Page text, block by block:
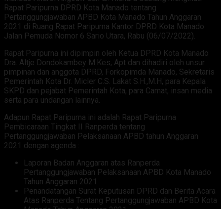
Rapat Paripurna DPRD Kota Manado tentang
Pertanggungjawaban APBD Kota Manado Tahun Anggaran
2021 di Ruang Rapat Paripurna Kantor DPRD Kota Manado
Jalan Pemuda Nomor 6 Sario Utara, Rabu (06/07/2022).
Rapat Paripurna ini dipimpin oleh Ketua DPRD Kota Manado
Dra. Altje Dondokambey M.Kes, Apt dan dihadiri oleh unsur
pimpinan dan anggota DPRD, Forkopimda Manado, Sekretaris
Pemerintah Kota Dr. Micler C.S. Lakat S.H.,M.H, para Kepala
SKPD dan pejabat Pemerintah Kota, para Camat, insan media
serta para undangan lainnya.
Adapun Rapat Paripurna ini adalah Rapat Paripurna
Pembicaraan Tingkat II Ranperda tentang
Pertanggungjawaban Pelaksanaan APBD tahun Anggaran
2021 dengan agenda :
Laporan Badan Anggaran atas Ranperda
Pertanggungjawaban Pelaksanaan APBD Kota Manado
Tahun Anggaran 2021.
Penandatangan Surat Keputusan DPRD dan Berita Acara
Atas Ranperda Tentang Pertanggungjawaban APBD Kota